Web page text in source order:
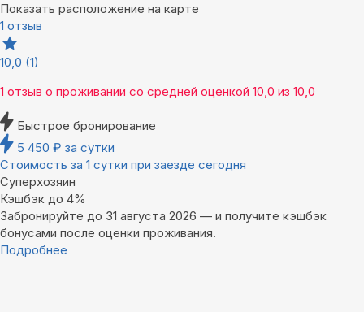
Показать расположение на карте
1 отзыв
10,0 (1)
1 отзыв о проживании со средней оценкой 10,0 из 10,0
Быстрое бронирование
5 450 ₽ за сутки
Стоимость за 1 сутки при заезде сегодня
Суперхозяин
Кэшбэк до 4%
Забронируйте до 31 августа 2026 — и получите кэшбэк
бонусами после оценки проживания.
Подробнее